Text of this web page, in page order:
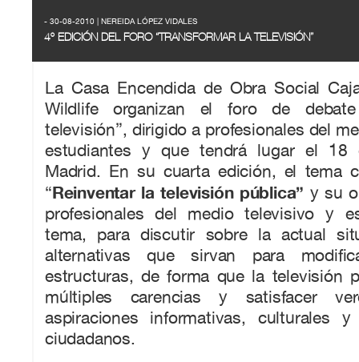
- 30-08-2010 | NEREIDA LÓPEZ VIDALES
4º EDICIÓN DEL FORO “TRANSFORMAR LA TELEVISIÓN”
La Casa Encendida de Obra Social
Wildlife organizan el foro de debate
televisión”, dirigido a profesionales del
estudiantes y que tendrá lugar el 18
Madrid. En su cuarta edición, el tema
“Reinventar la televisión pública” y su
profesionales del medio televisivo y
tema, para discutir sobre la actual
alternativas que sirvan para
estructuras, de forma que la televisión
múltiples carencias y satisfacer
aspiraciones informativas, culturales
ciudadanos.